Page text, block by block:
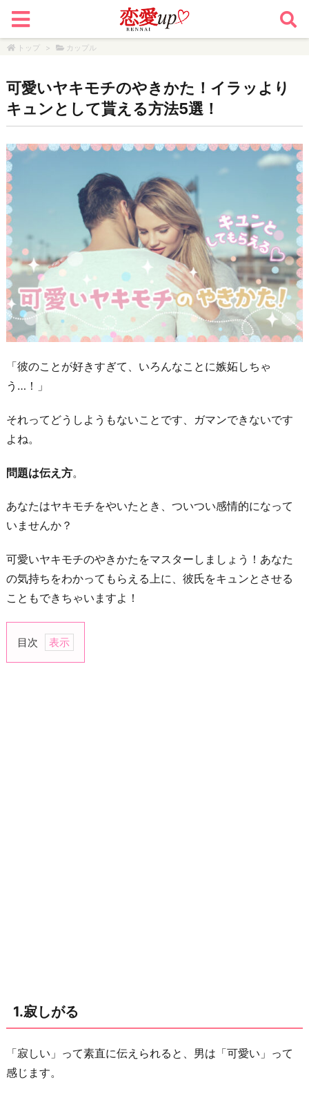
トップ > カップル
可愛いヤキモチのやきかた！イラッより
キュンとして貰える方法5選！
「彼のことが好きすぎて、いろんなことに嫉妬しちゃ
う…！」
それってどうしようもないことです、ガマンできないです
よね。
問題は伝え方。
あなたはヤキモチをやいたとき、ついつい感情的になって
いませんか？
可愛いヤキモチのやきかたをマスターしましょう！あなた
の気持ちをわかってもらえる上に、彼氏をキュンとさせる
こともできちゃいますよ！
目次
1.
と
け
卑
1.寂しがる
「寂しい」って素直に伝えられると、男は「可愛い」って
感じます。